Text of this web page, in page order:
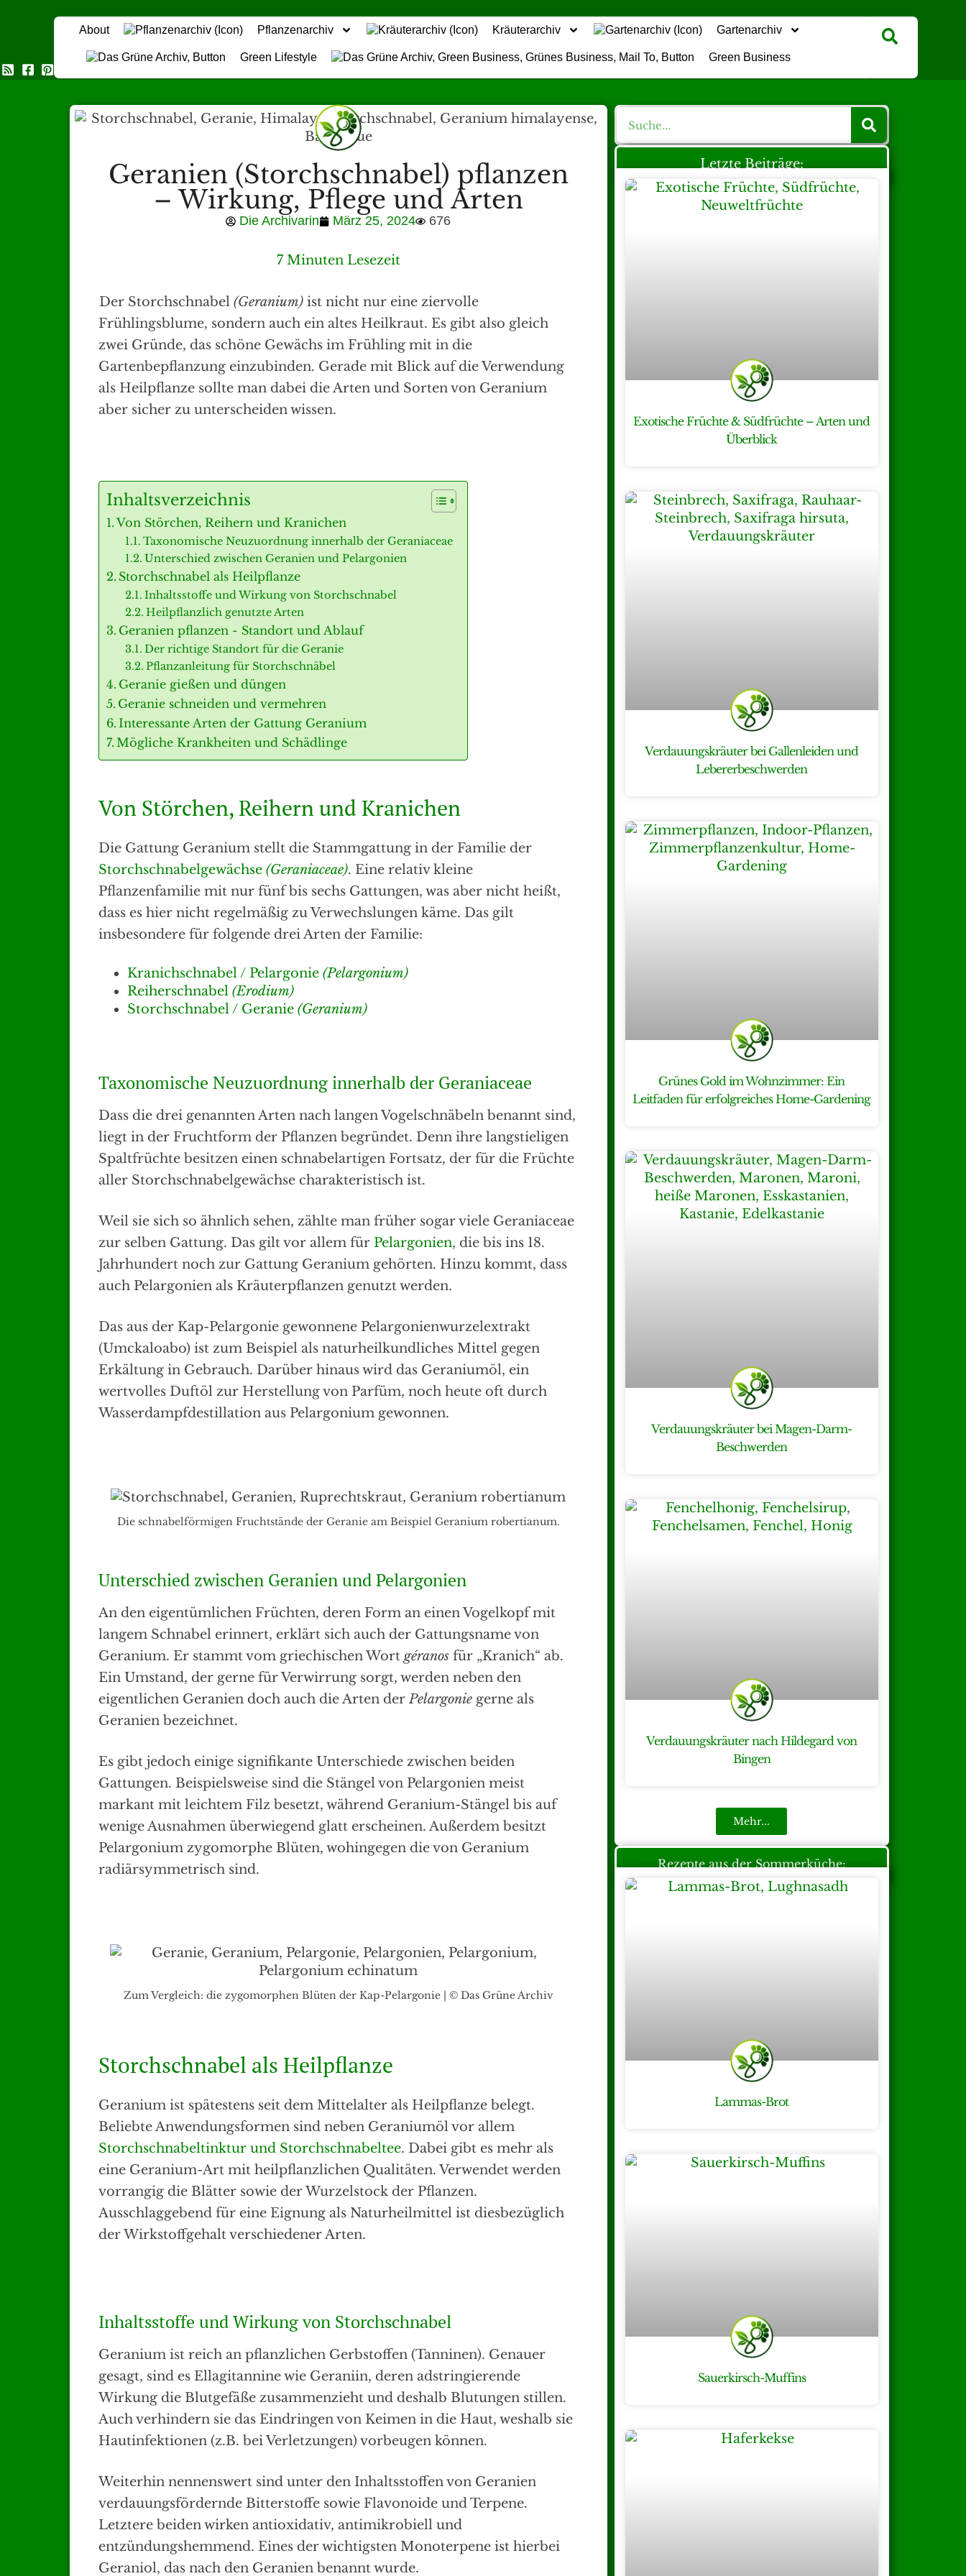
About Pflanzenarchiv Kräuterarchiv Gartenarchiv
Green Lifestyle Green Business
Das Grüne Archiv
Geranien (Storchschnabel) pflanzen
– Wirkung, Pflege und Arten
Die Archivarin März 25, 2024 676
7 Minuten Lesezeit
Der Storchschnabel (Geranium) ist nicht nur eine ziervolle
Frühlingsblume, sondern auch ein altes Heilkraut. Es gibt also gleich
zwei Gründe, das schöne Gewächs im Frühling mit in die
Gartenbepflanzung einzubinden. Gerade mit Blick auf die Verwendung
als Heilpflanze sollte man dabei die Arten und Sorten von Geranium
aber sicher zu unterscheiden wissen.
Inhaltsverzeichnis
Von Störchen, Reihern und Kranichen
Taxonomische Neuzuordnung innerhalb der Geraniaceae
Unterschied zwischen Geranien und Pelargonien
Storchschnabel als Heilpflanze
Inhaltsstoffe und Wirkung von Storchschnabel
Heilpflanzlich genutzte Arten
Geranien pflanzen - Standort und Ablauf
Der richtige Standort für die Geranie
Pflanzanleitung für Storchschnäbel
Geranie gießen und düngen
Geranie schneiden und vermehren
Interessante Arten der Gattung Geranium
Mögliche Krankheiten und Schädlinge
Von Störchen, Reihern und Kranichen
Die Gattung Geranium stellt die Stammgattung in der Familie der
Storchschnabelgewächse (Geraniaceae). Eine relativ kleine
Pflanzenfamilie mit nur fünf bis sechs Gattungen, was aber nicht heißt,
dass es hier nicht regelmäßig zu Verwechslungen käme. Das gilt
insbesondere für folgende drei Arten der Familie:
Kranichschnabel / Pelargonie (Pelargonium)
Reiherschnabel (Erodium)
Storchschnabel / Geranie (Geranium)
Taxonomische Neuzuordnung innerhalb der Geraniaceae
Dass die drei genannten Arten nach langen Vogelschnäbeln benannt sind,
liegt in der Fruchtform der Pflanzen begründet. Denn ihre langstieligen
Spaltfrüchte besitzen einen schnabelartigen Fortsatz, der für die Früchte
aller Storchschnabelgewächse charakteristisch ist.
Weil sie sich so ähnlich sehen, zählte man früher sogar viele Geraniaceae
zur selben Gattung. Das gilt vor allem für Pelargonien, die bis ins 18.
Jahrhundert noch zur Gattung Geranium gehörten. Hinzu kommt, dass
auch Pelargonien als Kräuterpflanzen genutzt werden.
Das aus der Kap-Pelargonie gewonnene Pelargonienwurzelextrakt
(Umckaloabo) ist zum Beispiel als naturheilkundliches Mittel gegen
Erkältung in Gebrauch. Darüber hinaus wird das Geraniumöl, ein
wertvolles Duftöl zur Herstellung von Parfüm, noch heute oft durch
Wasserdampfdestillation aus Pelargonium gewonnen.
Die schnabelförmigen Fruchtstände der Geranie am Beispiel Geranium robertianum.
Unterschied zwischen Geranien und Pelargonien
An den eigentümlichen Früchten, deren Form an einen Vogelkopf mit
langem Schnabel erinnert, erklärt sich auch der Gattungsname von
Geranium. Er stammt vom griechischen Wort géranos für „Kranich“ ab.
Ein Umstand, der gerne für Verwirrung sorgt, werden neben den
eigentlichen Geranien doch auch die Arten derPelargonie gerne als
Geranien bezeichnet.
Es gibt jedoch einige signifikante Unterschiede zwischen beiden
Gattungen. Beispielsweise sind die Stängel von Pelargonien meist
markant mit leichtem Filz besetzt, während Geranium-Stängel bis auf
wenige Ausnahmen überwiegend glatt erscheinen. Außerdem besitzt
Pelargonium zygomorphe Blüten, wohingegen die von Geranium
radiärsymmetrisch sind.
Zum Vergleich: die zygomorphen Blüten der Kap-Pelargonie | © Das Grüne Archiv
Storchschnabel als Heilpflanze
Geranium ist spätestens seit dem Mittelalter als Heilpflanze belegt.
Beliebte Anwendungsformen sind neben Geraniumöl vor allem
Storchschnabeltinktur und Storchschnabeltee. Dabei gibt es mehr als
eine Geranium-Art mit heilpflanzlichen Qualitäten. Verwendet werden
vorrangig die Blätter sowie der Wurzelstock der Pflanzen.
Ausschlaggebend für eine Eignung als Naturheilmittel ist diesbezüglich
der Wirkstoffgehalt verschiedener Arten.
Inhaltsstoffe und Wirkung von Storchschnabel
Geranium ist reich an pflanzlichen Gerbstoffen (Tanninen). Genauer
gesagt, sind es Ellagitannine wie Geraniin, deren adstringierende
Wirkung die Blutgefäße zusammenzieht und deshalb Blutungen stillen.
Auch verhindern sie das Eindringen von Keimen in die Haut, weshalb sie
Hautinfektionen (z.B. bei Verletzungen) vorbeugen können.
Weiterhin nennenswert sind unter den Inhaltsstoffen von Geranien
verdauungsfördernde Bitterstoffe sowie Flavonoide und Terpene.
Letztere beiden wirken antioxidativ, antimikrobiell und
entzündungshemmend. Eines der wichtigsten Monoterpene ist hierbei
Geraniol, das nach den Geranien benannt wurde.
Letzte Beiträge:
Exotische Früchte & Südfrüchte – Arten und
Überblick
Verdauungskräuter bei Gallenleiden und
Lebererbeschwerden
Grünes Gold im Wohnzimmer: Ein
Leitfaden für erfolgreiches Home-Gardening
Verdauungskräuter bei Magen-Darm-
Beschwerden
Verdauungskräuter nach Hildegard von
Bingen
Mehr...
Rezepte aus der Sommerküche:
Lammas-Brot
Sauerkirsch-Muffins